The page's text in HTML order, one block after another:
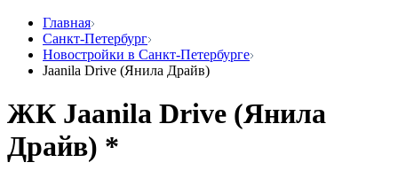
Главная
Санкт-Петербург
Новостройки в Санкт-Петербурге
Jaanila Drive (Янила Драйв)
ЖК Jaanila Drive (Янила
Драйв) *